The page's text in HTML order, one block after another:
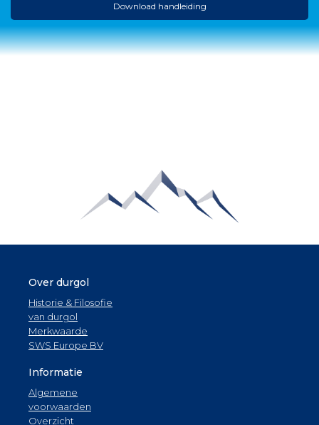
Download handleiding
Over durgol
Historie & Filosofie
van durgol
Merkwaarde
SWS Europe BV
Informatie
Algemene
voorwaarden
Overzicht